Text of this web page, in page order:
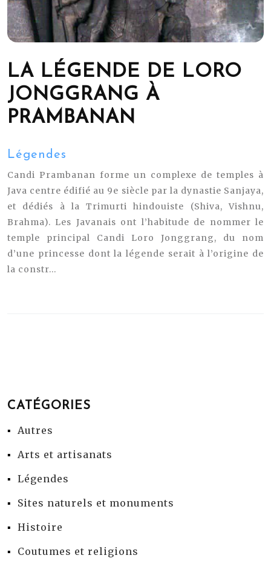
LA LÉGENDE DE LORO
JONGGRANG À
PRAMBANAN
Légendes
Candi Prambanan forme un complexe de temples à
Java centre édifié au 9e siècle par la dynastie Sanjaya,
et dédiés à la Trimurti hindouiste (Shiva, Vishnu,
Brahma). Les Javanais ont l’habitude de nommer le
temple principal Candi Loro Jonggrang, du nom
d’une princesse dont la légende serait à l’origine de
la constr...
CATÉGORIES
Autres
Arts et artisanats
Légendes
Sites naturels et monuments
Histoire
Coutumes et religions